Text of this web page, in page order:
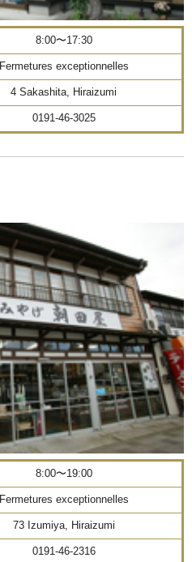
8:00〜17:30
Fermetures exceptionnelles
4 Sakashita, Hiraizumi
0191-46-3025
8:00〜19:00
Fermetures exceptionnelles
73 Izumiya, Hiraizumi
0191-46-2316